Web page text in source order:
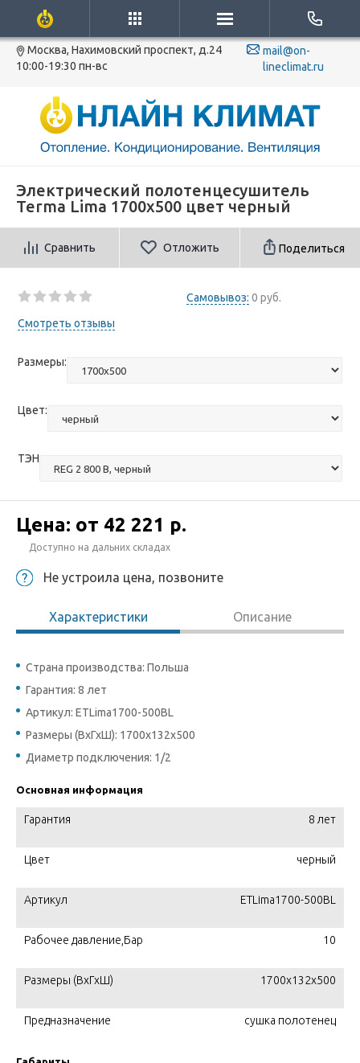
Москва, Нахимовский проспект, д.24
10:00-19:30 пн-вс
mail@on-
lineclimat.ru
Электрический полотенцесушитель
Terma Lima 1700x500 цвет черный
Сравнить Отложить Поделиться
Самовывоз: 0 руб.
Смотреть отзывы
Размеры:
Цвет:
ТЭН
Цена: от 42 221 р.
Доступно на дальних складах
Не устроила цена, позвоните
Характеристики Описание
Страна производства: Польша
Гарантия: 8 лет
Артикул: ETLima1700-500BL
Размеры (ВхГхШ): 1700x132x500
Диаметр подключения: 1/2
Основная информация
Гарантия 8 лет
Цвет черный
Артикул ETLima1700-500BL
Рабочее давление,Бар 10
Размеры (ВхГхШ) 1700x132x500
Предназначение сушка полотенец